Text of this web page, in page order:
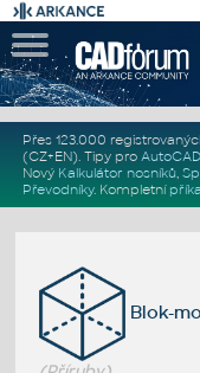
Přes 123.000
(CZ+EN). Tipy pro
Nový Kalkulátor nosníků,
Převodníky. Kompletní
Blok-